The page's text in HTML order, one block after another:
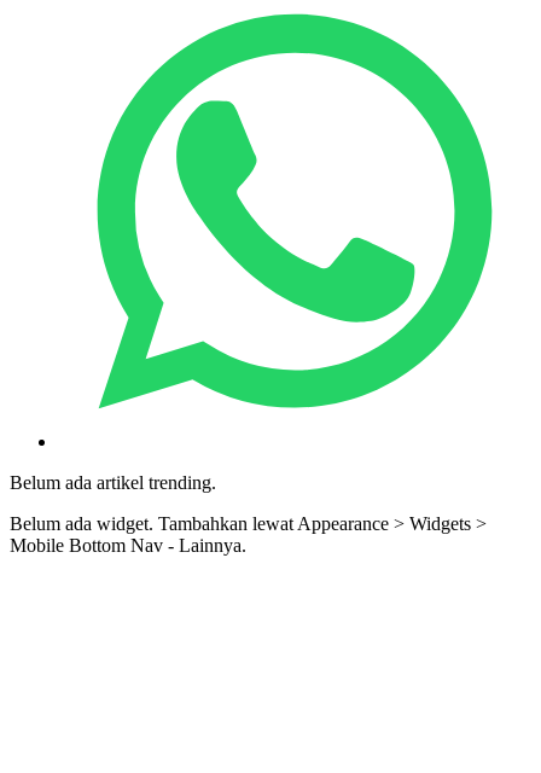
Belum ada artikel trending.
Belum ada widget. Tambahkan lewat Appearance > Widgets >
Mobile Bottom Nav - Lainnya.